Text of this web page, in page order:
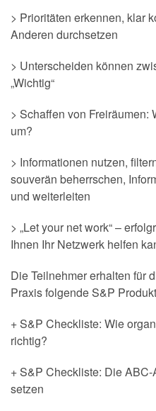
> Prioritäten erkennen, klar
Anderen durchsetzen
> Unterscheiden können
„Wichtig“
> Schaffen von Freiräumen:
um?
> Informationen nutzen,
souverän beherrschen,
und weiterleiten
> „Let your net work“ –
Ihnen Ihr Netzwerk helfen
Die Teilnehmer erhalten für
Praxis folgende S&P
+ S&P Checkliste: Wie
richtig?
+ S&P Checkliste: Die
setzen